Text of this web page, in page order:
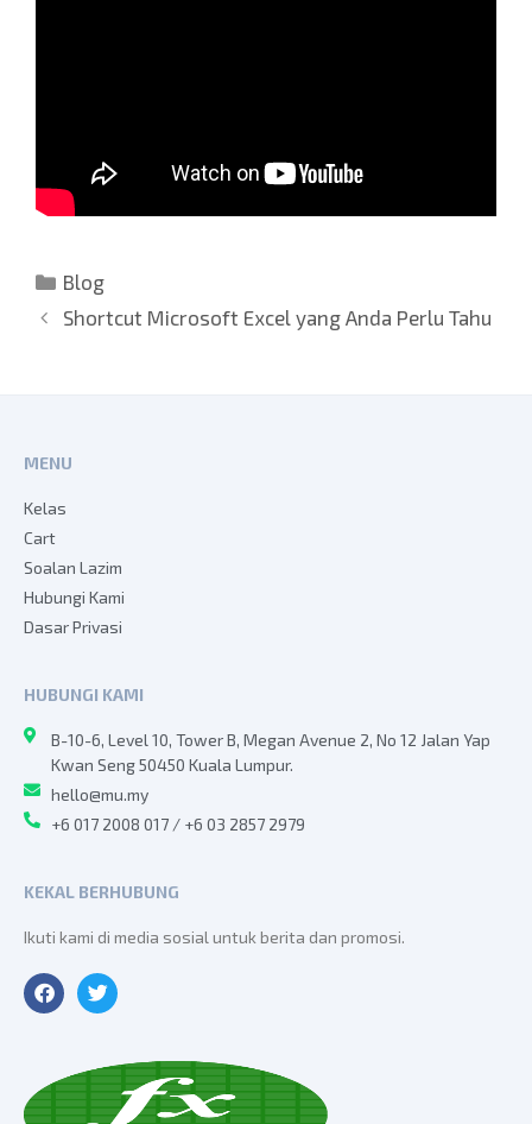
Blog
Shortcut Microsoft Excel yang Anda Perlu Tahu
KEKAL BERHUBUNG
Ikuti kami di media sosial untuk berita dan promosi.
HUBUNGI KAMI
B-10-6, Level 10, Tower B, Megan Avenue 2, No 12 Jalan Yap
Kwan Seng 50450 Kuala Lumpur.
hello@mu.my
+6 017 2008 017 / +6 03 2857 2979
MENU
Kelas
Cart
Soalan Lazim
Hubungi Kami
Dasar Privasi